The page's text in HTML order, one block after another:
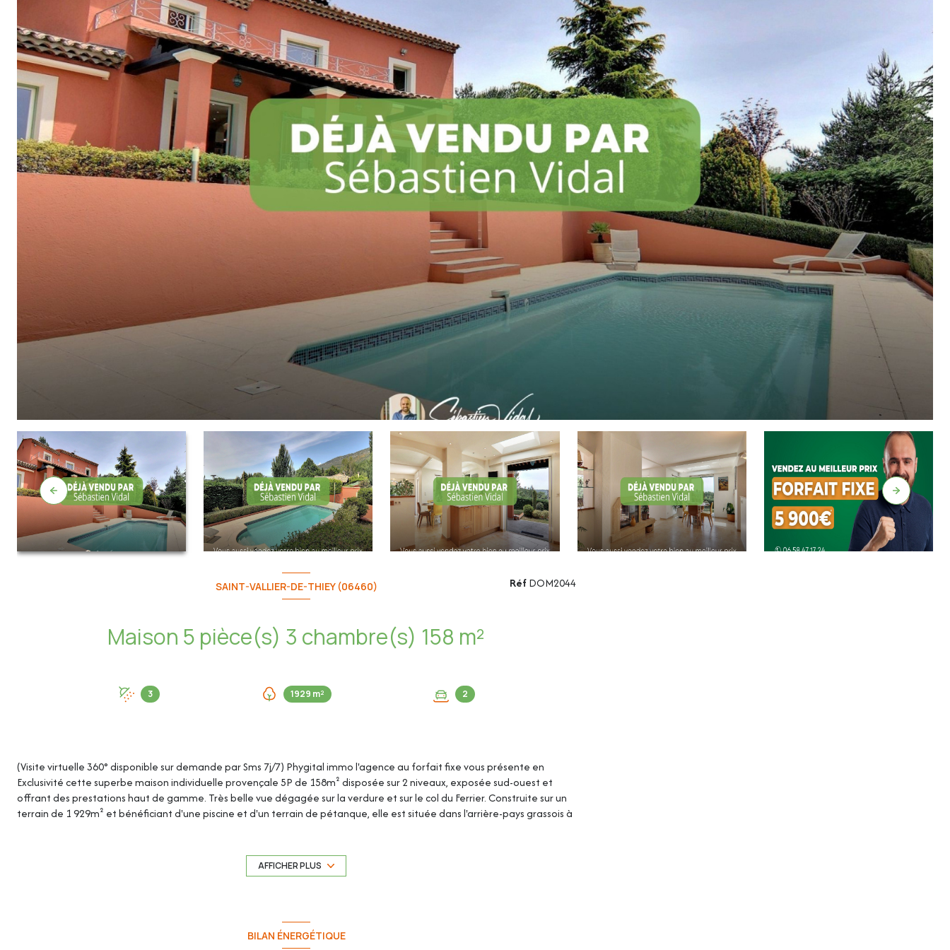
SAINT-VALLIER-DE-THIEY (06460)
Maison 5 pièce(s) 3 chambre(s) 158 m²
3 1929 m² 2
RéfDOM2044
(Visite virtuelle 360° disponible sur demande par Sms 7j/7) Phygital immo l'agence au forfait fixe vous présente en
Exclusivité cette superbe maison individuelle provençale 5P de 158m² disposée sur 2 niveaux, exposée sud-ouest et
offrant des prestations haut de gamme. Très belle vue dégagée sur la verdure et sur le col du Ferrier. Construite sur un
terrain de 1 929m² et bénéficiant d'une piscine et d'un terrain de pétanque, elle est située dans l'arrière-pays grassois à
avec cheminée - Cuisine - Grand espace buanderie - Chambre avec salle de bain attenante - WC indépendant Au 1er
étage : - Suite parentale avec un grand dressing et une salle de douche avec WC - Une troisième chambre avec salle de
éclairé - Belle piscine (pompes changées en 2019) au chlore 4m x 9m - Terrain de pétanque - Vue dégagée et sans vis-à-
vis - Grosses rénovations réalisées en 2013 (plomberie, électricité, toit, façade, jardin, etc.) - Très grande cuisine semi-
AFFICHER PLUS
BILAN ÉNERGÉTIQUE